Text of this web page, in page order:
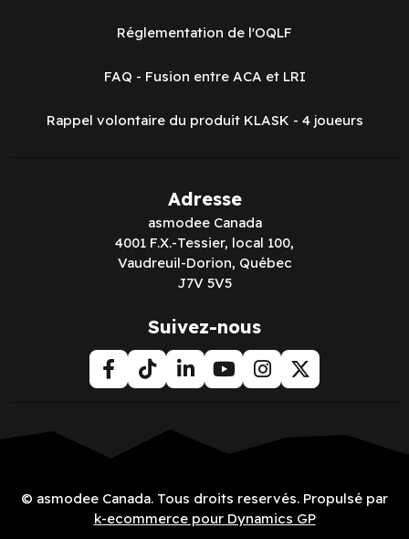
Réglementation de l'OQLF
FAQ - Fusion entre ACA et LRI
Rappel volontaire du produit KLASK - 4 joueurs
Adresse
asmodee Canada
4001 F.X.-Tessier, local 100,
Vaudreuil-Dorion, Québec
J7V 5V5
Suivez-nous
© asmodee Canada. Tous droits reservés. Propulsé par
k-ecommerce pour Dynamics GP